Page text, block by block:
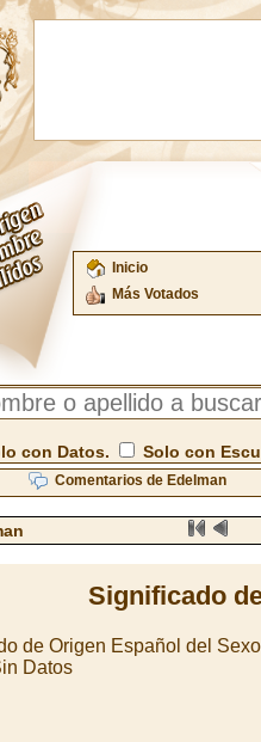
Inicio
Más Votados
con Datos. Solo con
Comentarios de Edelman
Significado
de Origen Español del
Datos